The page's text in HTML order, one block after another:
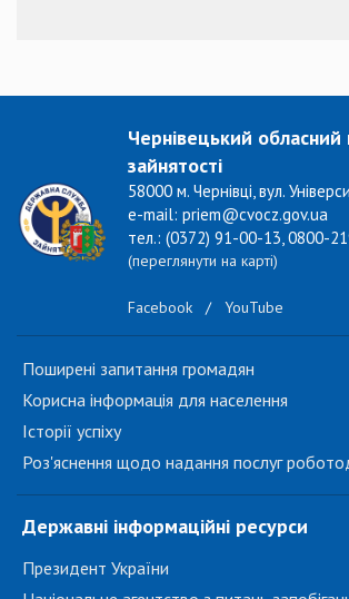
Чернівецький обласний
зайнятості
58000 м. Чернівці, вул.
e-mail: priem@cvocz.gov.ua
тел.: (0372) 91-00-13, 0800-
(переглянути на карті)
Facebook / YouTube
Поширені запитання громадян
Корисна інформація для населення
Історії успіху
Роз'яснення щодо надання послуг
Державні інформаційні ресурси
Президент України